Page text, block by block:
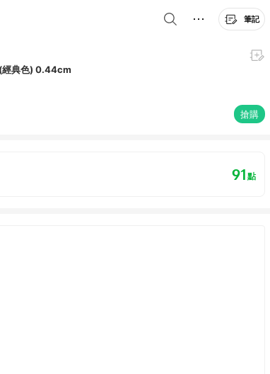
筆記
經典色) 0.44cm
搶購
91點